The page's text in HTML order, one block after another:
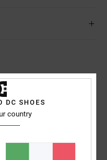
medio
/5
DC SHOES
country